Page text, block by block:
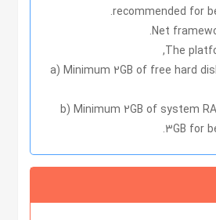
recommended for
a) Minimum 2GB of free hard
b) Minimum 2GB of system
3GB for